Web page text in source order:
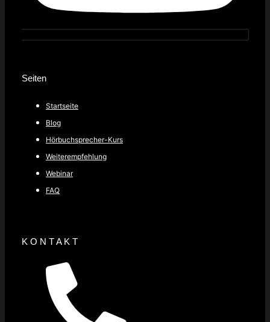
Seiten
Startseite
Blog
Hörbuchsprecher-Kurs
Weiterempfehlung
Webinar
FAQ
K O N T A K T